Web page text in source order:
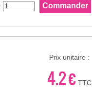
Prix unitaire :
4.2 €TTC